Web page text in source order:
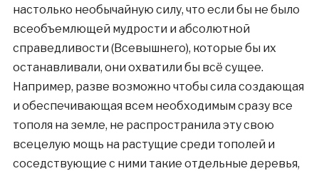
настолько необычайную силу, что если бы не было
всеобъемлющей мудрости и абсолютной
справедливости (Всевышнего), которые бы их
останавливали, они охватили бы всё сущее.
Например, разве возможно чтобы сила создающая
и обеспечивающая всем необходимым сразу все
тополя на земле, не распространила эту свою
всецелую мощь на растущие среди тополей и
соседствующие с ними такие отдельные деревья,